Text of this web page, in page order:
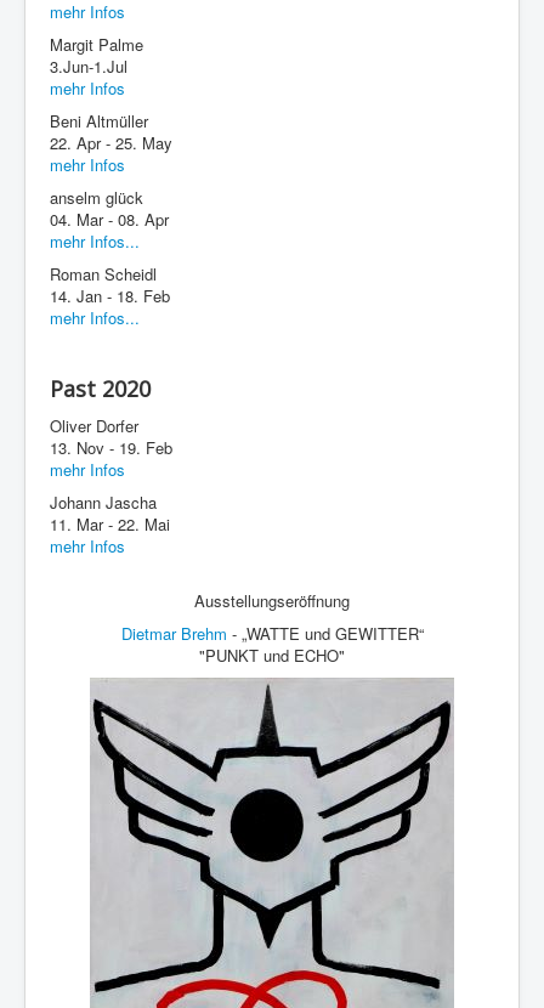
mehr Infos
Margit Palme
3.Jun-1.Jul
mehr Infos
Beni Altmüller
22. Apr - 25. May
mehr Infos
anselm glück
04. Mar - 08. Apr
mehr Infos...
Roman Scheidl
14. Jan - 18. Feb
mehr Infos...
Past 2020
Oliver Dorfer
13. Nov - 19. Feb
mehr Infos
Johann Jascha
11. Mar - 22. Mai
mehr Infos
Ausstellungseröffnung
Dietmar Brehm - „WATTE und GEWITTER“
"PUNKT und ECHO"